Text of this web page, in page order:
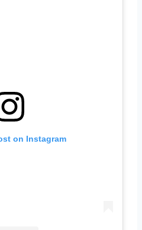
on Instagram